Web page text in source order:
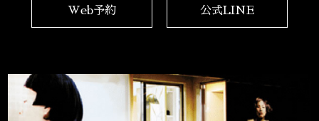
Web予約 公式LINE